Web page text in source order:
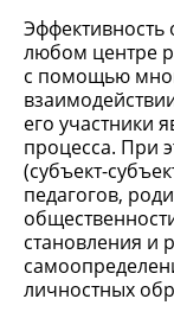
Эффективность
любом центре
с помощью
его участники
процесса. При
(субъект-
педагогов,
становления и
личностных